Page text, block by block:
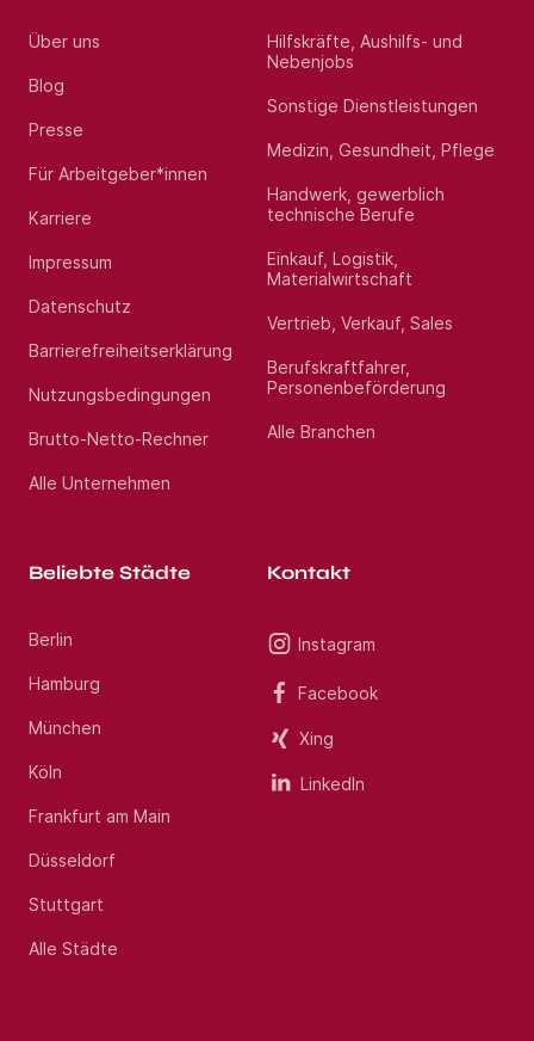
Über uns
Blog
Presse
Für Arbeitgeber*innen
Karriere
Impressum
Datenschutz
Barrierefreiheitserklärung
Nutzungsbedingungen
Brutto-Netto-Rechner
Alle Unternehmen
Hilfskräfte, Aushilfs- und
Nebenjobs
Sonstige Dienstleistungen
Medizin, Gesundheit, Pflege
Handwerk, gewerblich
technische Berufe
Einkauf, Logistik,
Materialwirtschaft
Vertrieb, Verkauf, Sales
Berufskraftfahrer,
Personenbeförderung
Alle Branchen
Beliebte Städte
Berlin
Hamburg
München
Köln
Frankfurt am Main
Düsseldorf
Stuttgart
Alle Städte
Kontakt
Instagram
Facebook
Xing
LinkedIn